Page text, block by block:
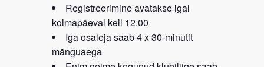
Registreerimine avatakse igal
kolmapäeval kell 12.00
Iga osaleja saab 4 x 30-minutit
mänguaega